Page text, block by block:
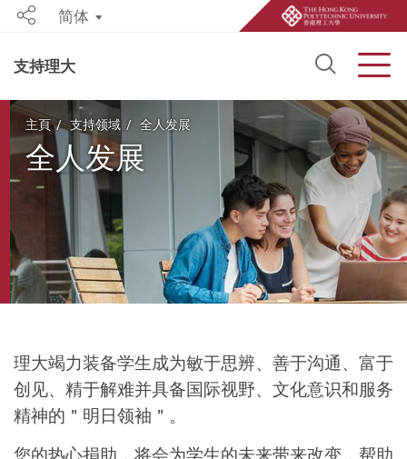
支持理大 Open
Share简体
Start main content
主頁 支持领域 全人发展
全人发展
理大竭力装备学生成为敏于思辨、善于沟通、富于
创见、精于解难并具备国际视野、 文化意识和服务
精神的 ＂明日领袖＂。